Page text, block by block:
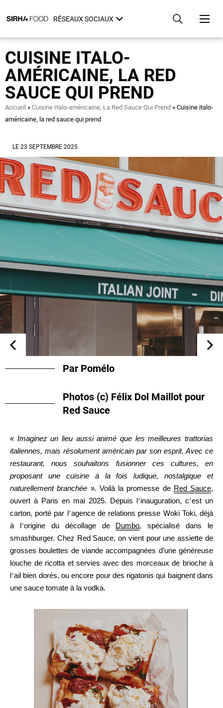
au
principal
RÉSEAUX SOCIAUX
CUISINE ITALO-
AMÉRICAINE, LA RED
SAUCE QUI PREND
Fil
d'Ariane
Accueil Cuisine Italo-américaine, La Red Sauce Qui Prend
Cuisine italo-
américaine, la red sauce qui prend
LE 23 SEPTEMBRE 2025
Par Pomélo
Photos (c) Félix Dol Maillot pour
Red Sauce
« Imaginez un lieu aussi animé que les meilleures trattorias
italiennes, mais résolument américain par son esprit. Avec ce
restaurant, nous souhaitons fusionner ces cultures, en
proposant une cuisine à la fois ludique, nostalgique et
naturellement branchée ». Voilà la promesse de Red Sauce,
ouvert à Paris en mai 2025. Depuis l’inauguration, c’est un
carton, porté par l’agence de relations presse Woki Toki, déjà
à l’origine du décollage de Dumbo, spécialisé dans le
smashburger. Chez Red Sauce, on vient pour une assiette de
grosses boulettes de viande accompagnées d’une généreuse
louche de ricotta et servies avec des morceaux de brioche à
l’ail bien dorés, ou encore pour des rigatonis qui baignent dans
une sauce tomate à la vodka.